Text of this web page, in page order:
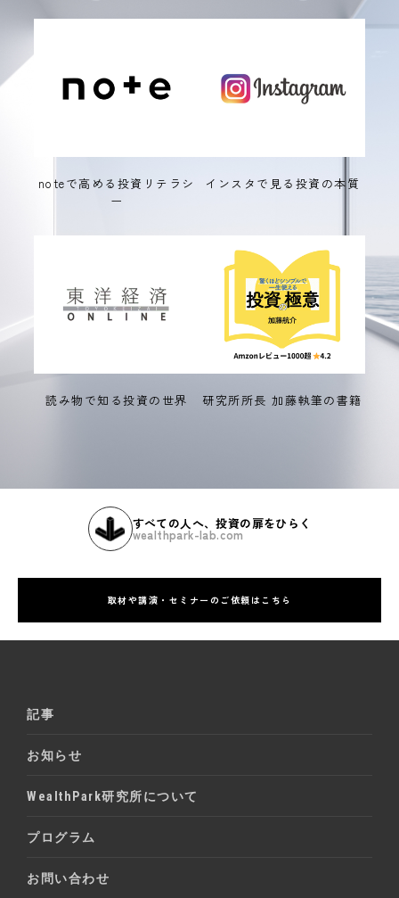
noteで高める投資リテラシ
ー
インスタで見る投資の本質
読み物で知る投資の世界 研究所所長 加藤執筆の書籍
すべての人へ、投資の扉をひらく
wealthpark-lab.com
取材や講演・セミナーのご依頼はこちら
記事
お知らせ
WealthPark研究所について
プログラム
お問い合わせ